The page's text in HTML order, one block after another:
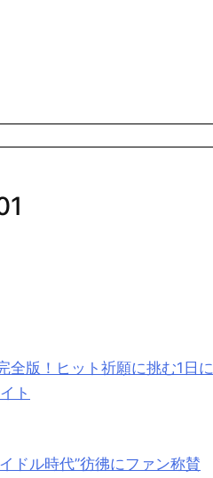
全版！ヒット祈願に挑む1日に
ト
ドル時代”彷彿にファン称賛